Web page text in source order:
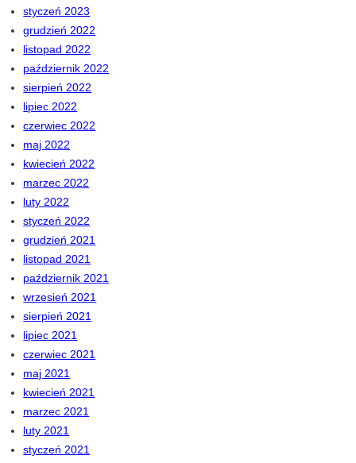
styczeń 2023
grudzień 2022
listopad 2022
październik 2022
sierpień 2022
lipiec 2022
czerwiec 2022
maj 2022
kwiecień 2022
marzec 2022
luty 2022
styczeń 2022
grudzień 2021
listopad 2021
październik 2021
wrzesień 2021
sierpień 2021
lipiec 2021
czerwiec 2021
maj 2021
kwiecień 2021
marzec 2021
luty 2021
styczeń 2021